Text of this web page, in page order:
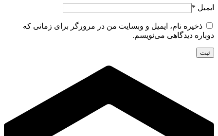
ایمیل و وبسایت من در مرورگر برای زمانی که
می‌نویسم.